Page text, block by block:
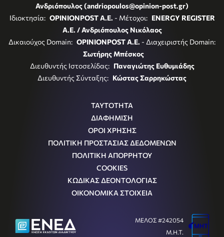
Ανδριόπουλος (andriopoulos@opinion-post.gr)
Ιδιοκτησία: OPINIONPOST A.E. - Μέτοχοι: ENERGY REGISTER
Α.Ε. / Ανδριόπουλος Νικόλαος
Δικαιούχος Domain: OPINIONPOST A.E. - Διαχειριστής Domain:
Σωτήρης Μπέσκος
Διευθυντής Ιστοσελίδας: Παναγιώτης Ευθυμιάδης
Διευθυντής Σύνταξης: Κώστας Σαρρηκώστας
ΤΑΥΤΟΤΗΤΑ
ΔΙΑΦΗΜΙΣΗ
ΟΡΟΙ ΧΡΗΣΗΣ
ΠΟΛΙΤΙΚΗ ΠΡΟΣΤΑΣΙΑΣ ΔΕΔΟΜΕΝΩΝ
ΠΟΛΙΤΙΚΗ ΑΠΟΡΡΗΤΟΥ
COOKIES
ΚΩΔΙΚΑΣ ΔΕΟΝΤΟΛΟΓΙΑΣ
ΟΙΚΟΝΟΜΙΚΑ ΣΤΟΙΧΕΙΑ
ΜΕΛΟΣ #242054
Μ.Η.Τ.